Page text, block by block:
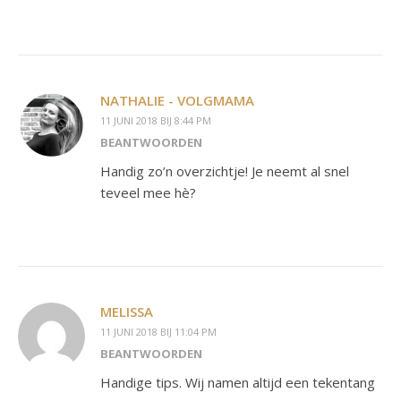
NATHALIE - VOLGMAMA
11 JUNI 2018 BIJ 8:44 PM
BEANTWOORDEN
Handig zo’n overzichtje! Je neemt al snel
teveel mee hè?
MELISSA
11 JUNI 2018 BIJ 11:04 PM
BEANTWOORDEN
Handige tips. Wij namen altijd een tekentang